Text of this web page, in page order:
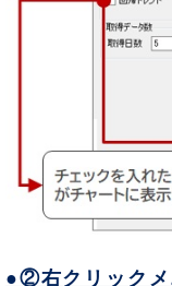
●②右クリックメ